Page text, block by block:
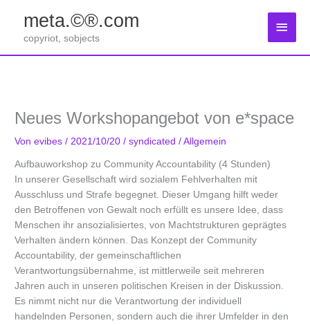
springen
meta.©®.com
copyriot, sobjects
Neues Workshopangebot von e*space
Vonevibes/ 2021/10/20/syndicated /Allgemein
Aufbauworkshop zu Community Accountability (4 Stunden)
In unserer Gesellschaft wird sozialem Fehlverhalten mit
Ausschluss und Strafe begegnet. Dieser Umgang hilft weder
den Betroffenen von Gewalt noch erfüllt es unsere Idee, dass
Menschen ihr ansozialisiertes, von Machtstrukturen geprägtes
Verhalten ändern können. Das Konzept der Community
Accountability, der gemeinschaftlichen
Verantwortungsübernahme, ist mittlerweile seit mehreren
Jahren auch in unseren politischen Kreisen in der Diskussion.
Es nimmt nicht nur die Verantwortung der individuell
handelnden Personen, sondern auch die ihrer Umfelder in den